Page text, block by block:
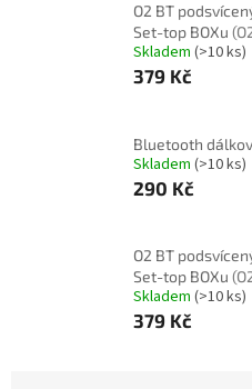
O2 BT
Set-top BOXu
Skladem (>10 ks)
379 Kč
Bluetooth
Skladem (>10 ks)
290 Kč
O2 BT
Set-top BOXu
Skladem (>10 ks)
379 Kč